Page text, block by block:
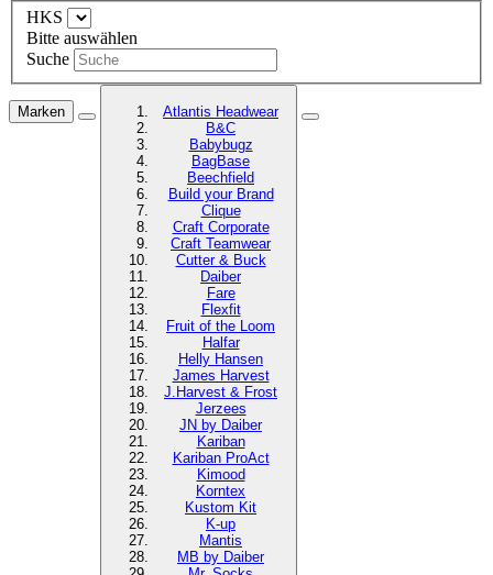
HKS
Bitte auswählen
Suche
Marken
Atlantis Headwear
B&C
Babybugz
BagBase
Beechfield
Build your Brand
Clique
Craft Corporate
Craft Teamwear
Cutter & Buck
Daiber
Fare
Flexfit
Fruit of the Loom
Halfar
Helly Hansen
James Harvest
J.Harvest & Frost
Jerzees
JN by Daiber
Kariban
Kariban ProAct
Kimood
Korntex
Kustom Kit
K-up
Mantis
MB by Daiber